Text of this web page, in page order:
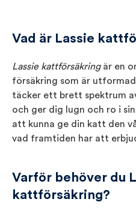
Vad är Lassie
Lassie kattförsäkringär en
försäkring som är
täcker ett brett spektrum
och ger dig lugn och ro i
att kunna ge din katt den
vad framtiden har att
Varför behöver du
kattförsäkring?